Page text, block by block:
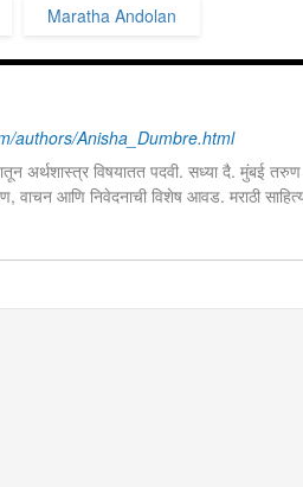
Maratha Andolan
authors/Anisha_Dumbre.html
अर्थशास्त्र विषयातत पदवी. सध्या दै. मुंबई
वाचन आणि निवेदनाची विशेष आवड. मराठी
काळात वक्तृत्व, कथाकथन, काव्यवाचन